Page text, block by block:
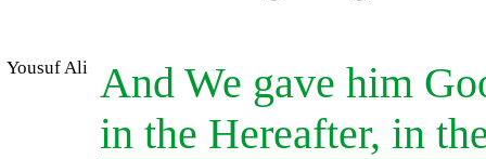
Yousuf Ali And We gave him
in the Hereafter, in